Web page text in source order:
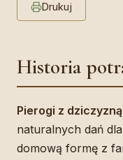
Drukuj
Historia
Pierogi z dziczyzną
naturalnych dań
domową formę z